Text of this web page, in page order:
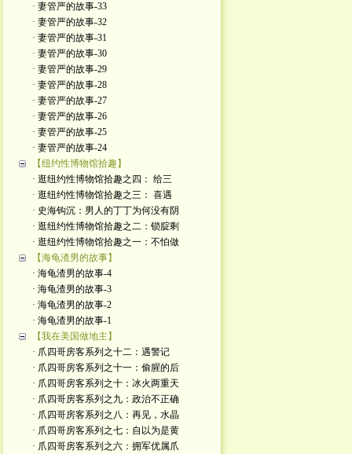
· 妻管严的故事-33
· 妻管严的故事-32
· 妻管严的故事-31
· 妻管严的故事-30
· 妻管严的故事-29
· 妻管严的故事-28
· 妻管严的故事-27
· 妻管严的故事-26
· 妻管严的故事-25
· 妻管严的故事-24
【纽约性博物馆拾趣】
· 逛纽约性博物馆拾趣之四： 给三
· 逛纽约性博物馆拾趣之三： 喜遇
· 史海钩沉：男人的丁丁为何没有阴
· 逛纽约性博物馆拾趣之二：锁腚剩
· 逛纽约性博物馆拾趣之一：不怕做
【海龟渣男的故事】
· 海龟渣男的故事-4
· 海龟渣男的故事-3
· 海龟渣男的故事-2
· 海龟渣男的故事-1
【我在美国做地主】
· 爪四哥房客系列之十二：遇警记
· 爪四哥房客系列之十一：偷腥的后
· 爪四哥房客系列之十：冰火两重天
· 爪四哥房客系列之九：政治不正确
· 爪四哥房客系列之八：再见，水晶
· 爪四哥房客系列之七：自以为是黄
· 爪四哥房客系列之六：拥军优属爪